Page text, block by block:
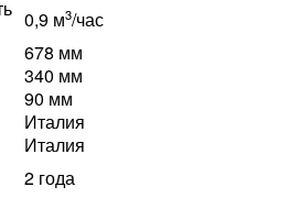
0,9 м3/час
678 мм
340 мм
90 мм
Италия
Италия
2 года